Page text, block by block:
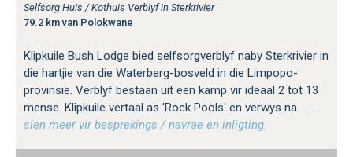
Selfsorg Huis / Kothuis Verblyf in Sterkrivier
79.2 km van Polokwane
Klipkuile ​​Bush Lodge bied selfsorgverblyf naby Sterkrivier in
die hartjie van die Waterberg-bosveld in die Limpopo-
provinsie. Verblyf bestaan ​​uit een kamp vir ideaal 2 tot 13
mense. Klipkuile ​​vertaal as 'Rock Pools' en verwys na...
sien meer vir besprekings / navrae en inligting.